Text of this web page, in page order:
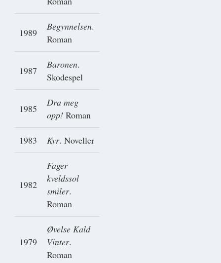
1989
Begynnelsen.
Roman
1987
Baronen.
Skodespel
1985
Dra meg
opp! Roman
1983 Kyr. Noveller
1982
Fager
kveldssol
smiler.
Roman
1979
Øvelse Kald
Vinter.
Roman